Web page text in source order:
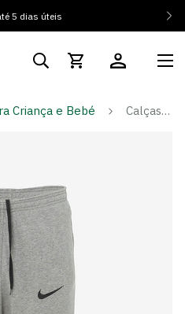
5 dias úteis
Criança e Bebé Calças Algodão Cinza - Criança